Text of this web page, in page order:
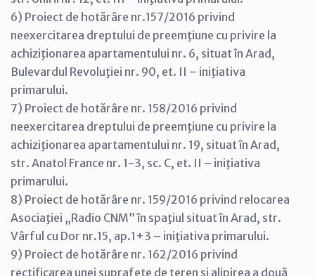
6) Proiect de hotărâre nr.157/2016 privind
neexercitarea dreptului de preemţiune cu privire la
achiziţionarea apartamentului nr. 6, situat în Arad,
Bulevardul Revoluţiei nr. 90, et. II – iniţiativa
primarului.
7) Proiect de hotărâre nr. 158/2016 privind
neexercitarea dreptului de preemţiune cu privire la
achiziţionarea apartamentului nr. 19, situat în Arad,
str. Anatol France nr. 1-3, sc. C, et. II – iniţiativa
primarului.
8) Proiect de hotărâre nr. 159/2016 privind relocarea
Asociaţiei „Radio CNM” în spaţiul situat în Arad, str.
Vârful cu Dor nr.15, ap.1+3 – iniţiativa primarului.
9) Proiect de hotărâre nr. 162/2016 privind
rectificarea unei suprafeţe de teren şi alipirea a două